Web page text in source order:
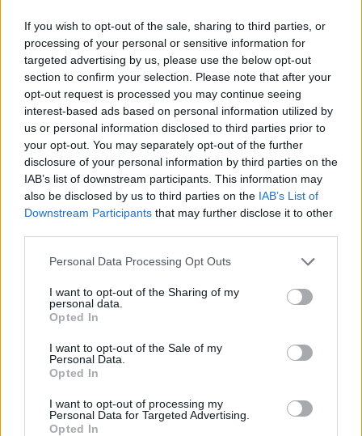
If you wish to opt-out of the sale, sharing to third parties, or
processing of your personal or sensitive information for
targeted advertising by us, please use the below opt-out
section to confirm your selection. Please note that after your
opt-out request is processed you may continue seeing
interest-based ads based on personal information utilized by
us or personal information disclosed to third parties prior to
your opt-out. You may separately opt-out of the further
disclosure of your personal information by third parties on the
IAB’s list of downstream participants. This information may
also be disclosed by us to third parties on the IAB’s List of
Downstream Participants that may further disclose it to other
Please note that this website/app uses one or more Google
not limited to your visit or usage behaviour. You may click to
grant or deny consent to Google and its third-party tags to
use your data for below specified purposes in below Google
consent section.
Personal Data Processing Opt Outs
I want to opt-out of the Sharing of my
personal data.
Opted In
I want to opt-out of the Sale of my
Personal Data.
Opted In
I want to opt-out of processing my
Personal Data for Targeted Advertising.
Opted In
Σχόλια
Σχολίασε εδώ
Αν τα χάσατε
Νέο βίντεο με τον
Μοτζτάμπα Χαμενεΐ ενώ
φουντώνουν οι φήμες για
Μετέτρεψαν το
Σαρακήνικο της
ελικοδρόμιο –
κάνουν μπάνιο